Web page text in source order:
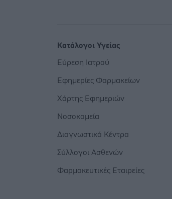
Κατάλογοι Υγείας
Εύρεση Ιατρού
Εφημερίες Φαρμακείων
Χάρτης Εφημεριών
Νοσοκομεία
Διαγνωστικά Κέντρα
Σύλλογοι Ασθενών
Φαρμακευτικές Εταιρείες